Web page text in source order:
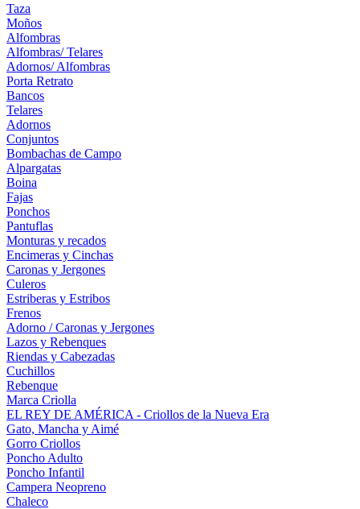
Taza
Moños
Alfombras
Alfombras/ Telares
Adornos/ Alfombras
Porta Retrato
Bancos
Telares
Adornos
Conjuntos
Bombachas de Campo
Alpargatas
Boina
Fajas
Ponchos
Pantuflas
Monturas y recados
Encimeras y Cinchas
Caronas y Jergones
Culeros
Estriberas y Estribos
Frenos
Adorno / Caronas y Jergones
Lazos y Rebenques
Riendas y Cabezadas
Cuchillos
Rebenque
Marca Criolla
EL REY DE AMÉRICA - Criollos de la Nueva Era
Gato, Mancha y Aimé
Gorro Criollos
Poncho Adulto
Poncho Infantil
Campera Neopreno
Chaleco